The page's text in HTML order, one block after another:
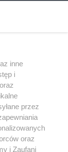
Dystrybucja
Prywatności
inne
i
przez
oraz
i Zaufani